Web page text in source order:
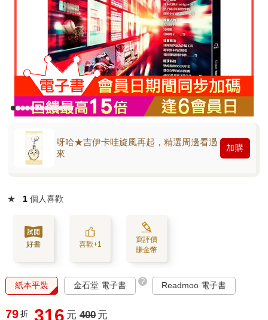
呀哈★吉伊卡哇旋風再起，精選周邊看過
來
加購
★ 1 個人喜歡
好書 喜歡+1
寫評價
賺金幣
紙本平裝 金石堂 電子書 ? Readmoo 電子書
79 折 316 元 400 元